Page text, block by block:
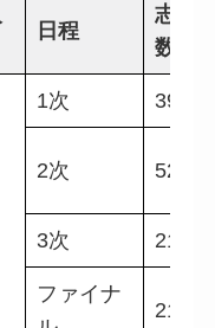
日程
志願
数
1次 39名
2次 52名
3次 21名
ファイナ
21名